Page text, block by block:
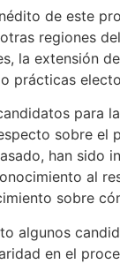
de este
regiones
la extensión
prácticas
para
sobre el
han sido
al
sobre
algunos
en el